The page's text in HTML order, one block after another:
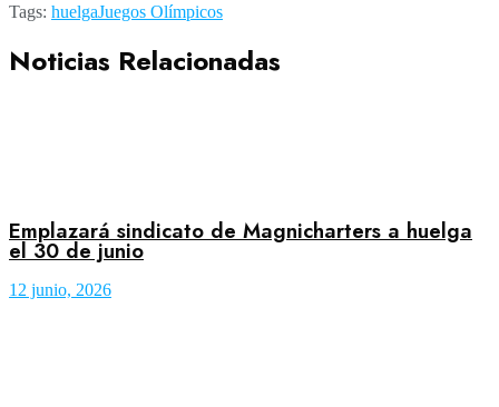
Tags: huelgaJuegos Olímpicos
Noticias Relacionadas
Emplazará sindicato de Magnicharters a huelga
el 30 de junio
12 junio, 2026